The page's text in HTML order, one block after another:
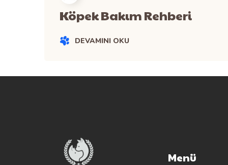
Köpek Bakım Rehberi
DEVAMINI OKU
Menü